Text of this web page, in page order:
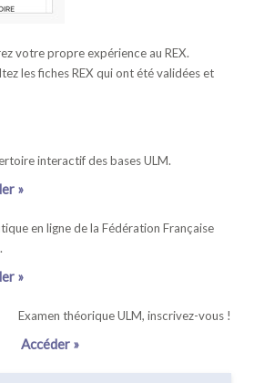
votre propre expérience au REX.
les fiches REX qui ont été validées et
interactif des bases ULM.
»
en ligne de la Fédération Française
»
Examen théorique ULM, inscrivez-vous !
Accéder »